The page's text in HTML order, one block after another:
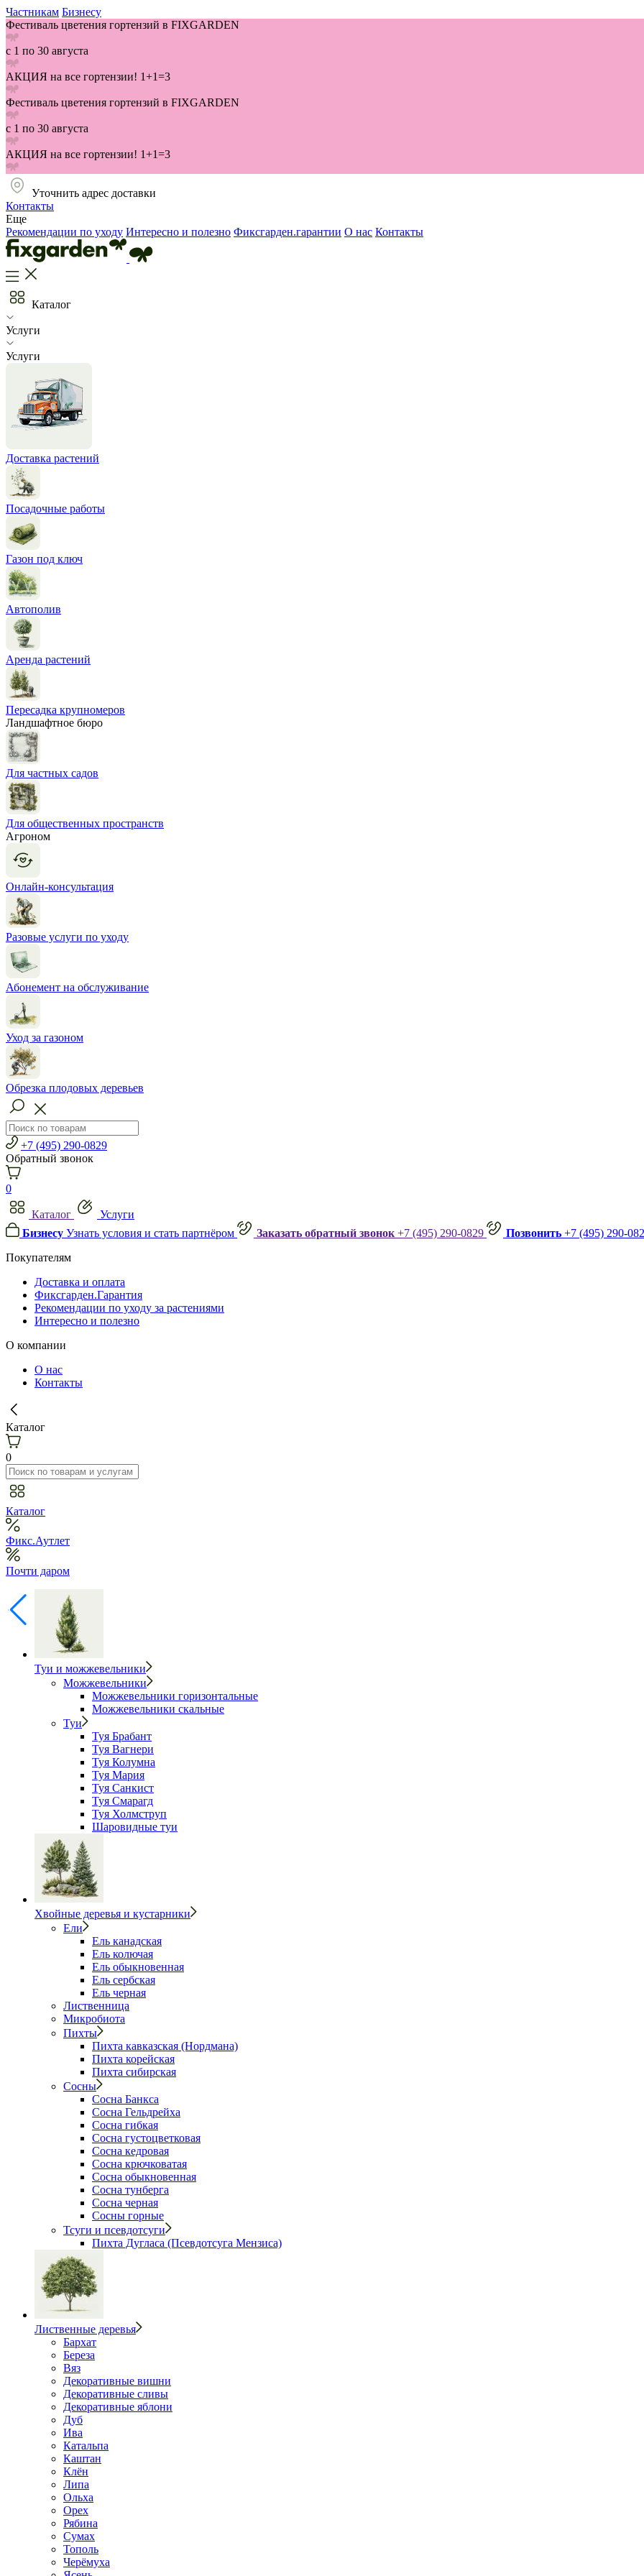
Частникам Бизнесу
Фестиваль цветения гортензий в FIXGARDEN
с 1 по 30 августа
АКЦИЯ на все гортензии! 1+1=3
Фестиваль цветения гортензий в FIXGARDEN
с 1 по 30 августа
АКЦИЯ на все гортензии! 1+1=3
Уточнить адрес доставки
Контакты
Еще
Рекомендации по уходу Интересно и полезно Фиксгарден.гарантии О нас Контакты
Каталог
Услуги
Услуги
Доставка растений
Посадочные работы
Газон под ключ
Автополив
Аренда растений
Пересадка крупномеров
Ландшафтное бюро
Для частных садов
Для общественных пространств
Агроном
Онлайн-консультация
Разовые услуги по уходу
Абонемент на обслуживание
Уход за газоном
Обрезка плодовых деревьев
+7 (495) 290-0829
Обратный звонок
0
Каталог
Услуги
Бизнесу Узнать условия и стать партнёром Заказать обратный звонок +7 (495) 290-0829 Позвонить +7 (495) 290-
Покупателям
Доставка и оплата
Фиксгарден.Гарантия
Рекомендации по уходу за растениями
Интересно и полезно
О компании
О нас
Контакты
Каталог
0
Каталог
Фикс.Аутлет
Почти даром
Туи и можжевельники
Можжевельники
Можжевельники горизонтальные
Можжевельники скальные
Туи
Туя Брабант
Туя Вагнери
Туя Колумна
Туя Мария
Туя Санкист
Туя Смарагд
Туя Холмструп
Шаровидные туи
Хвойные деревья и кустарники
Ели
Ель канадская
Ель колючая
Ель обыкновенная
Ель сербская
Ель черная
Лиственница
Микробиота
Пихты
Пихта кавказская (Нордмана)
Пихта корейская
Пихта сибирская
Сосны
Сосна Банкса
Сосна Гельдрейха
Сосна гибкая
Сосна густоцветковая
Сосна кедровая
Сосна крючковатая
Сосна обыкновенная
Сосна тунберга
Сосна черная
Сосны горные
Тсуги и псевдотсуги
Пихта Дугласа (Псевдотсуга Мензиса)
Лиственные деревья
Бархат
Береза
Вяз
Декоративные вишни
Декоративные сливы
Декоративные яблони
Дуб
Ива
Катальпа
Каштан
Клён
Липа
Ольха
Орех
Рябина
Сумах
Тополь
Черёмуха